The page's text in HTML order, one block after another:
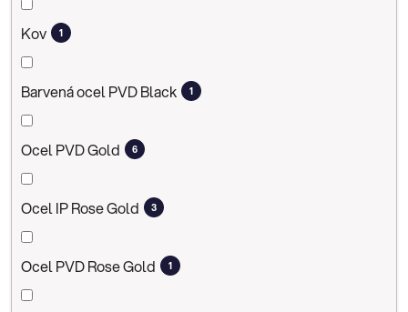
Kov 1
Barvená ocel PVD Black 1
Ocel PVD Gold 6
Ocel IP Rose Gold 3
Ocel PVD Rose Gold 1